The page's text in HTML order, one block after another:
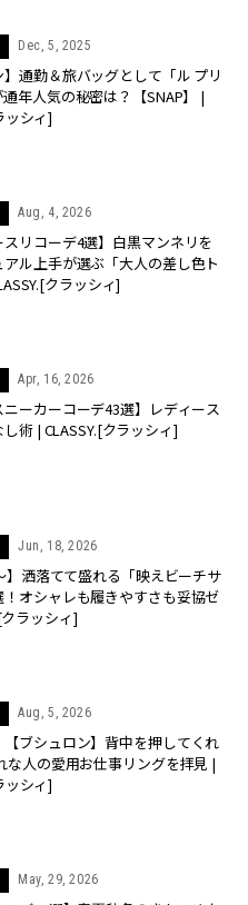
Dec, 5, 2025
】通勤＆旅バッグとして「ル プリ
年人気の秘密は？【SNAP】 |
ッシィ]
Aug, 4, 2026
スリコーデ4選】白黒マンネリを
ル上手が選ぶ「大人の差し色ト
クラッシィ]
Apr, 16, 2026
ニーカーコーデ43選】レディース
術 | CLASSY.[クラッシィ]
Jun, 18, 2026
】洒落てて盛れる「映えビーチサ
！オシャレも履きやすさも妥協ゼ
クラッシィ]
Aug, 5, 2026
【ブシュロン】背中を押してくれ
な人の愛用お仕事リングを拝見 |
ッシィ]
May, 29, 2026